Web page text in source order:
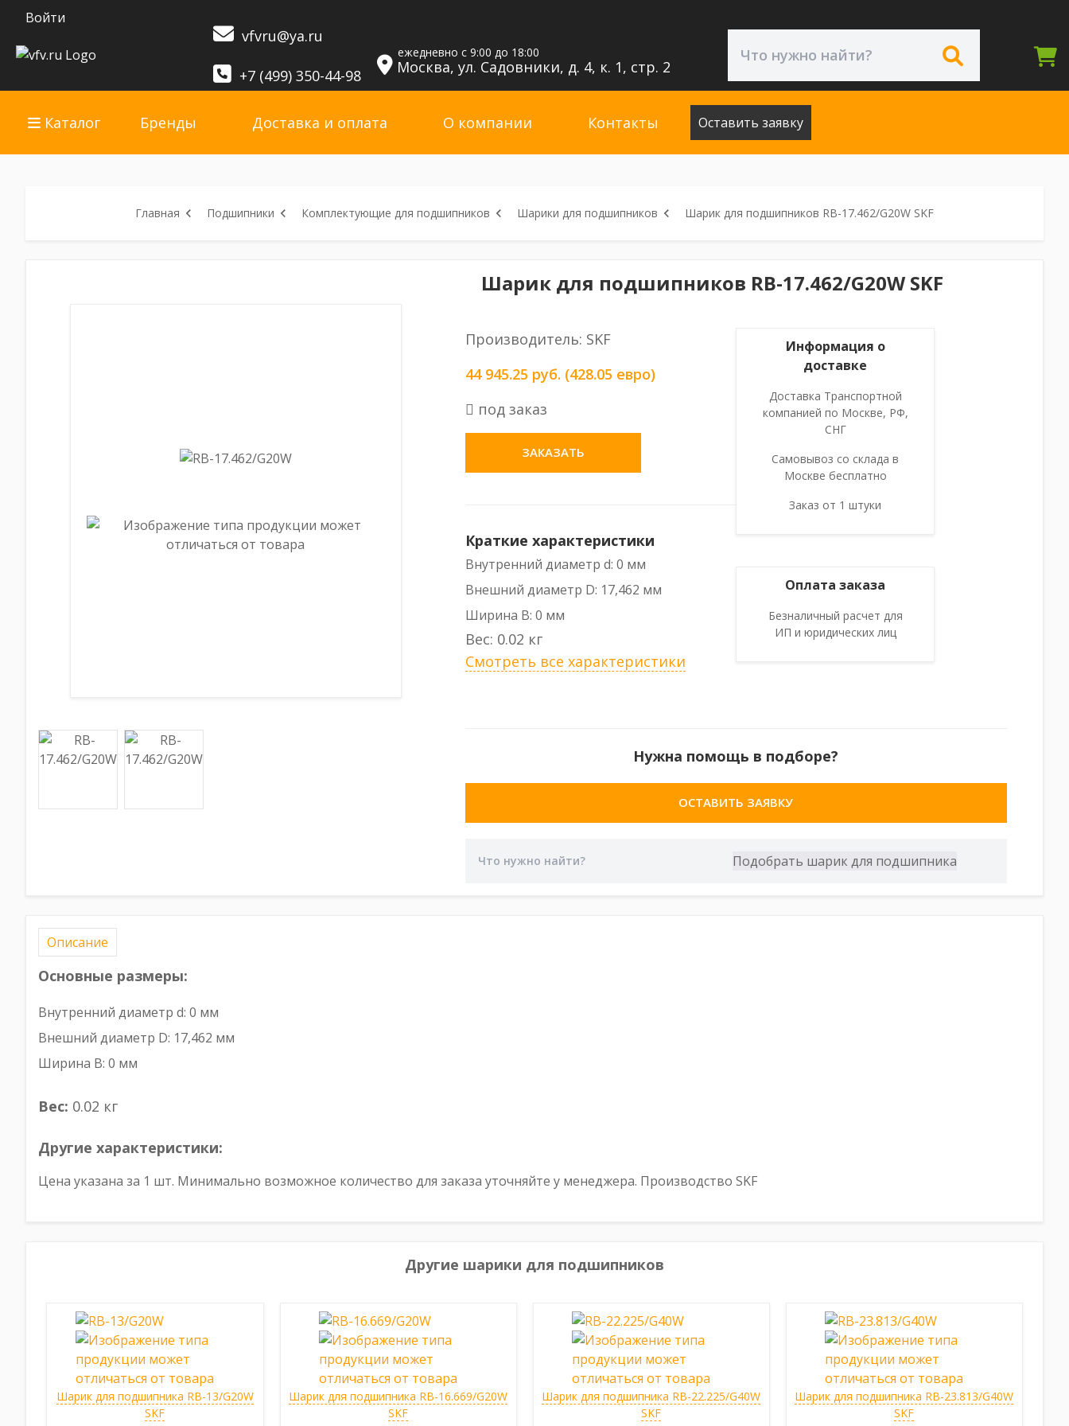
Войти
vfvru@ya.ru
+7 (499) 350-44-98
ежедневно с 9:00 до 18:00
Москва, ул. Садовники, д. 4, к. 1, стр. 2
Каталог Бренды Доставка и оплата О компании Контакты Оставить заявку
Главная Подшипники Комплектующие для подшипников Шарики для подшипников Шарик для подшипников RB-17.462/G20W SKF
Шарик для подшипников RB-17.462/G20W SKF
Производитель: SKF
44 945.25 руб. (428.05 евро)
под заказ
ЗАКАЗАТЬ
Краткие характеристики
Внутренний диаметр d: 0 мм
Внешний диаметр D: 17,462 мм
Ширина B: 0 мм
Вес: 0.02 кг
Смотреть все характеристики
Информация о
доставке
Доставка Транспортной
компанией по Москве, РФ,
СНГ
Самовывоз со склада в
Москве бесплатно
Заказ от 1 штуки
Оплата заказа
Безналичный расчет для
ИП и юридических лиц
Нужна помощь в подборе?
ОСТАВИТЬ ЗАЯВКУ
Описание
Основные размеры:
Внутренний диаметр d: 0 мм
Внешний диаметр D: 17,462 мм
Ширина B: 0 мм
Вес: 0.02 кг
Другие характеристики:
Цена указана за 1 шт. Минимально возможное количество для заказа уточняйте у менеджера. Производство SKF
Другие шарики для подшипников
Шарик для подшипника RB-13/G20W
SKF
Шарик для подшипника RB-16.669/G20W
SKF
Шарик для подшипника RB-22.225/G40W
SKF
Шарик для подшипника RB-23.813/G40W
SKF